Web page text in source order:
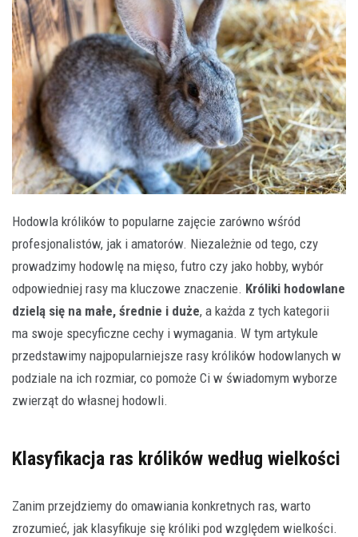
Hodowla królików to popularne zajęcie zarówno wśród
profesjonalistów, jak i amatorów. Niezależnie od tego, czy
prowadzimy hodowlę na mięso, futro czy jako hobby, wybór
odpowiedniej rasy ma kluczowe znaczenie. Króliki hodowlane
dzielą się na małe, średnie i duże, a każda z tych kategorii
ma swoje specyficzne cechy i wymagania. W tym artykule
przedstawimy najpopularniejsze rasy królików hodowlanych w
podziale na ich rozmiar, co pomoże Ci w świadomym wyborze
zwierząt do własnej hodowli.
Klasyfikacja ras królików według wielkości
Zanim przejdziemy do omawiania konkretnych ras, warto
zrozumieć, jak klasyfikuje się króliki pod względem wielkości.